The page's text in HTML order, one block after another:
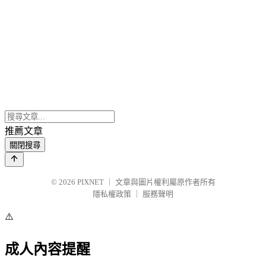
推薦文章
關閉搜尋
© 2026 PIXNET
文章與圖片權利屬原作者所有
隱私權政策
服務聲明
⚠️
成人內容提醒